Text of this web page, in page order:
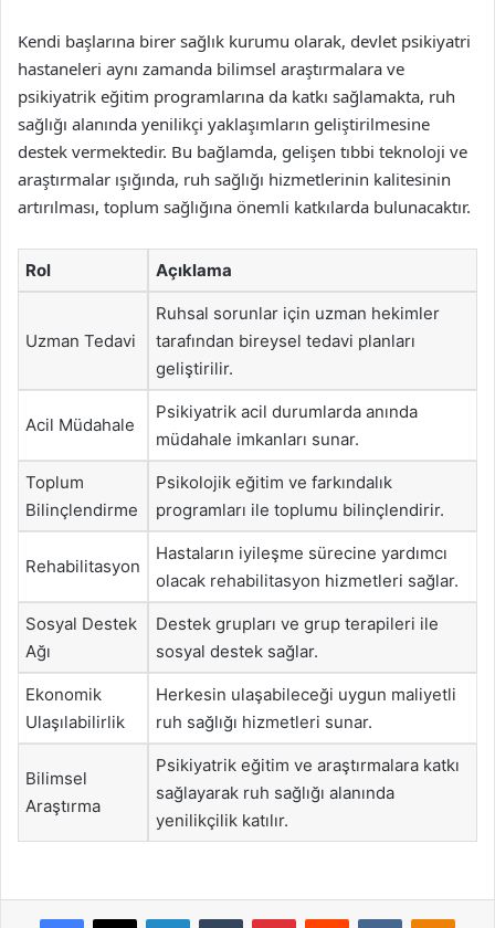
Kendi başlarına birer sağlık kurumu olarak, devlet psikiyatri
hastaneleri aynı zamanda bilimsel araştırmalara ve
psikiyatrik eğitim programlarına da katkı sağlamakta, ruh
sağlığı alanında yenilikçi yaklaşımların geliştirilmesine
destek vermektedir. Bu bağlamda, gelişen tıbbi teknoloji ve
araştırmalar ışığında, ruh sağlığı hizmetlerinin kalitesinin
artırılması, toplum sağlığına önemli katkılarda bulunacaktır.
Rol Açıklama
Uzman Tedavi
Ruhsal sorunlar için uzman hekimler
tarafından bireysel tedavi planları
geliştirilir.
Acil Müdahale
Psikiyatrik acil durumlarda anında
müdahale imkanları sunar.
Toplum
Bilinçlendirme
Psikolojik eğitim ve farkındalık
programları ile toplumu bilinçlendirir.
Rehabilitasyon
Hastaların iyileşme sürecine yardımcı
olacak rehabilitasyon hizmetleri sağlar.
Sosyal Destek
Ağı
Destek grupları ve grup terapileri ile
sosyal destek sağlar.
Ekonomik
Ulaşılabilirlik
Herkesin ulaşabileceği uygun maliyetli
ruh sağlığı hizmetleri sunar.
Bilimsel
Araştırma
Psikiyatrik eğitim ve araştırmalara katkı
sağlayarak ruh sağlığı alanında
yenilikçilik katılır.
Facebook
X LinkedInTumblr PinterestReddit VKontakte